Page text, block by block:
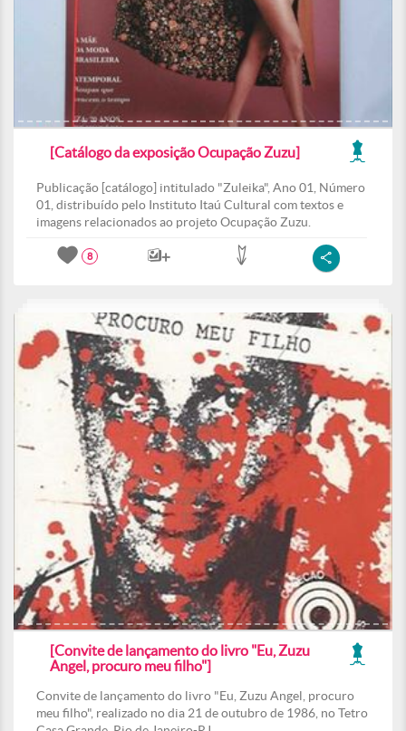
[Catálogo da exposição Ocupação Zuzu]
Publicação [catálogo] intitulado "Zuleika", Ano 01, Número
01, distribuído pelo Instituto Itaú Cultural com textos e
imagens relacionados ao projeto Ocupação Zuzu.
8
[Convite de lançamento do livro "Eu, Zuzu
Angel, procuro meu filho"]
Convite de lançamento do livro "Eu, Zuzu Angel, procuro
meu filho", realizado no dia 21 de outubro de 1986, no Tetro